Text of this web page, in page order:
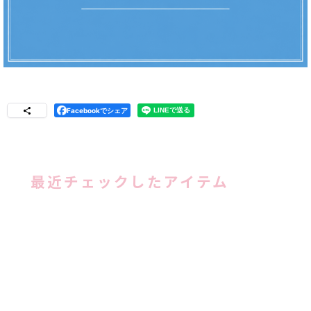
Facebookでシェア
最近チェックしたアイテム